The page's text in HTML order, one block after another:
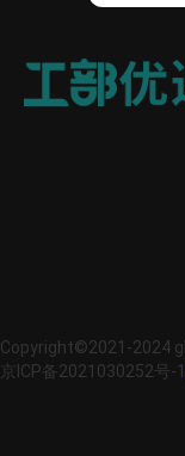
Copyright©2021-2024
京ICP备2021030252号-1